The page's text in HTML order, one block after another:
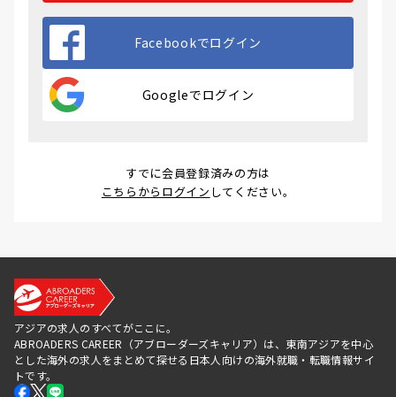
Facebookでログイン
Googleでログイン
すでに会員登録済みの方は
こちらからログイン してください。
アジアの求人のすべてがここに。
ABROADERS CAREER（アブローダーズキャリア）は、東南アジアを中心
とした海外の求人をまとめて探せる日本人向けの海外就職・転職情報サイ
トです。